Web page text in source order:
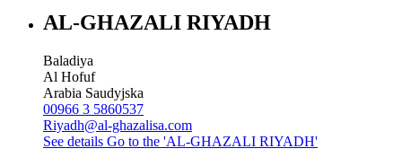
AL-GHAZALI RIYADH
Baladiya
Al Hofuf
Arabia Saudyjska
00966 3 5860537
Riyadh@al-ghazalisa.com
See details Go to the 'AL-GHAZALI RIYADH'